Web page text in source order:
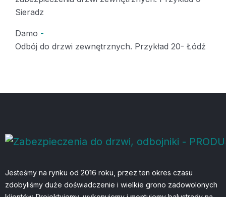
Sieradz
Damo -
Odbój do drzwi zewnętrznych. Przykład 20- Łódź
Jesteśmy na rynku od 2016 roku, przez ten okres czasu
zdobyliśmy duże doświadczenie i wielkie grono zadowolonych